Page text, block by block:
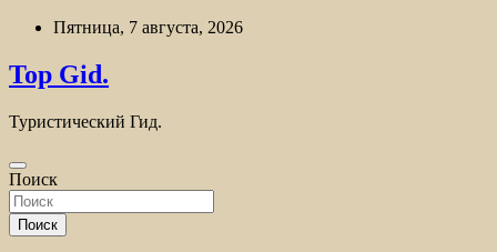
Перейти
содержимому
Пятница, 7 августа, 2026
Top Gid.
Туристический Гид.
Поиск
Поиск